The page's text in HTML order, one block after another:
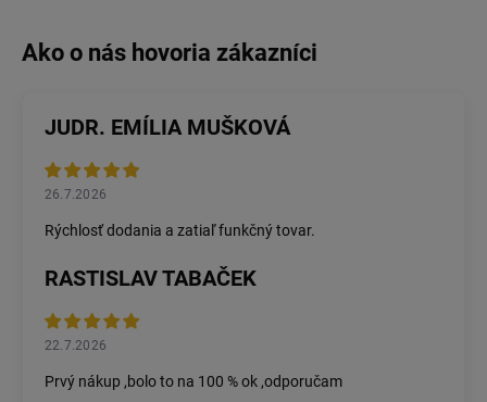
JUDR. EMÍLIA MUŠKOVÁ
26.7.2026
Rýchlosť dodania a zatiaľ funkčný tovar.
RASTISLAV TABAČEK
22.7.2026
Prvý nákup ,bolo to na 100 % ok ,odporučam